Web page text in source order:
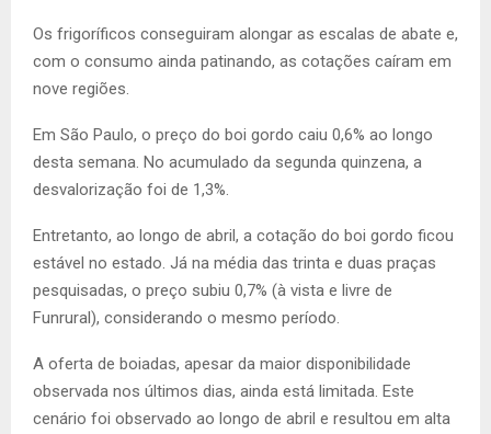
Os frigoríficos conseguiram alongar as escalas de abate e,
com o consumo ainda patinando, as cotações caíram em
nove regiões.
Em São Paulo, o preço do boi gordo caiu 0,6% ao longo
desta semana. No acumulado da segunda quinzena, a
desvalorização foi de 1,3%.
Entretanto, ao longo de abril, a cotação do boi gordo ficou
estável no estado. Já na média das trinta e duas praças
pesquisadas, o preço subiu 0,7% (à vista e livre de
Funrural), considerando o mesmo período.
A oferta de boiadas, apesar da maior disponibilidade
observada nos últimos dias, ainda está limitada. Este
cenário foi observado ao longo de abril e resultou em alta